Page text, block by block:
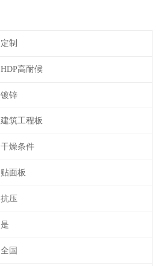
定制
HDP高耐候
镀锌
建筑工程板
干燥条件
贴面板
抗压
是
全国